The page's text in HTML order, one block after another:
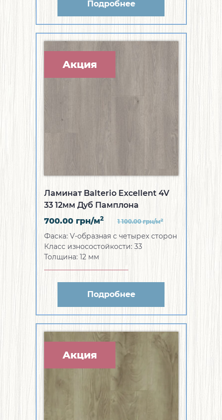
Подробнее
Акция
Ламинат Balterio Excellent 4V
33 12мм Дуб Памплона
700.00 грн/м2 1 100.00грн/м2
Фаска: V-образная с четырех сторон
Класс износостойкости: 33
Толщина: 12 мм
Подробнее
Акция